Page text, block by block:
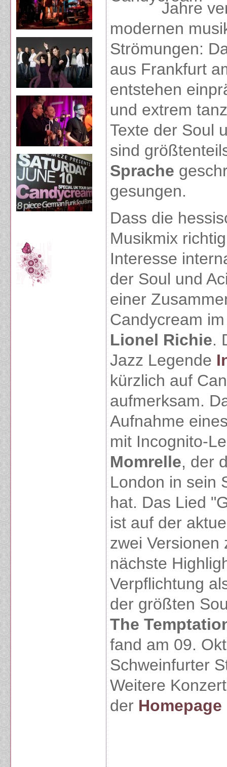
Jahre
modernen
Strömungen:
aus Frankfurt
entstehen
und extrem
Texte der Soul
sind
Sprache
gesungen.
Dass die
Musikmix
Interesse
der Soul und
einer
Candycream
Lionel Richie.
Jazz Legende
kürzlich auf
aufmerksam.
Aufnahme
mit Incognito-
Momrelle, der
London in sein
hat. Das Lied
ist auf der
zwei Versionen
nächste
Verpflichtung
der größten
The
fand am 09.
Schweinfurter
Weitere
der Homepage